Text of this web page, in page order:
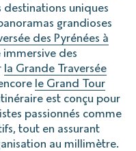
uniques
grandioses
des Pyrénées à
immersive des
la Grande Traversée
le Grand Tour
est conçu pour
passionnés comme
tout en assurant
au millimètre.